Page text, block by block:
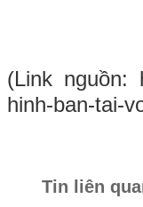
(Link nguồn:
hinh-ban-tai-
Tin liên